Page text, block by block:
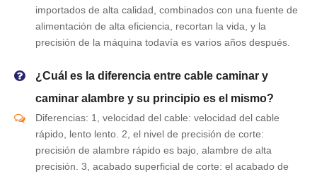
importados de alta calidad, combinados con una fuente de
alimentación de alta eficiencia, recortan la vida, y la
precisión de la máquina todavía es varios años después.
¿Cuál es la diferencia entre cable caminar y
caminar alambre y su principio es el mismo?
Diferencias: 1, velocidad del cable: velocidad del cable
rápido, lento lento. 2, el nivel de precisión de corte:
precisión de alambre rápido es bajo, alambre de alta
precisión. 3, acabado superficial de corte: el acabado de